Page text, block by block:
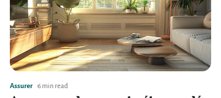
Assurer 6 min read